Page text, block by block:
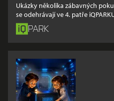
Ukázky několika zábavných
se odehrávají ve 4. patře
PARK